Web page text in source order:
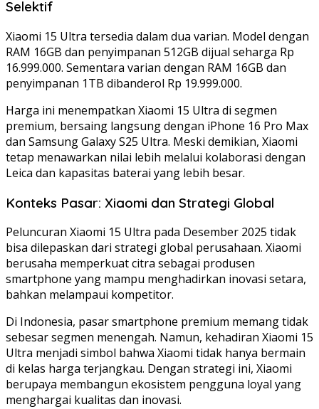
Selektif
Xiaomi 15 Ultra tersedia dalam dua varian. Model dengan
RAM 16GB dan penyimpanan 512GB dijual seharga Rp
16.999.000. Sementara varian dengan RAM 16GB dan
penyimpanan 1TB dibanderol Rp 19.999.000.
Harga ini menempatkan Xiaomi 15 Ultra di segmen
premium, bersaing langsung dengan iPhone 16 Pro Max
dan Samsung Galaxy S25 Ultra. Meski demikian, Xiaomi
tetap menawarkan nilai lebih melalui kolaborasi dengan
Leica dan kapasitas baterai yang lebih besar.
Konteks Pasar: Xiaomi dan Strategi Global
Peluncuran Xiaomi 15 Ultra pada Desember 2025 tidak
bisa dilepaskan dari strategi global perusahaan. Xiaomi
berusaha memperkuat citra sebagai produsen
smartphone yang mampu menghadirkan inovasi setara,
bahkan melampaui kompetitor.
Di Indonesia, pasar smartphone premium memang tidak
sebesar segmen menengah. Namun, kehadiran Xiaomi 15
Ultra menjadi simbol bahwa Xiaomi tidak hanya bermain
di kelas harga terjangkau. Dengan strategi ini, Xiaomi
berupaya membangun ekosistem pengguna loyal yang
menghargai kualitas dan inovasi.